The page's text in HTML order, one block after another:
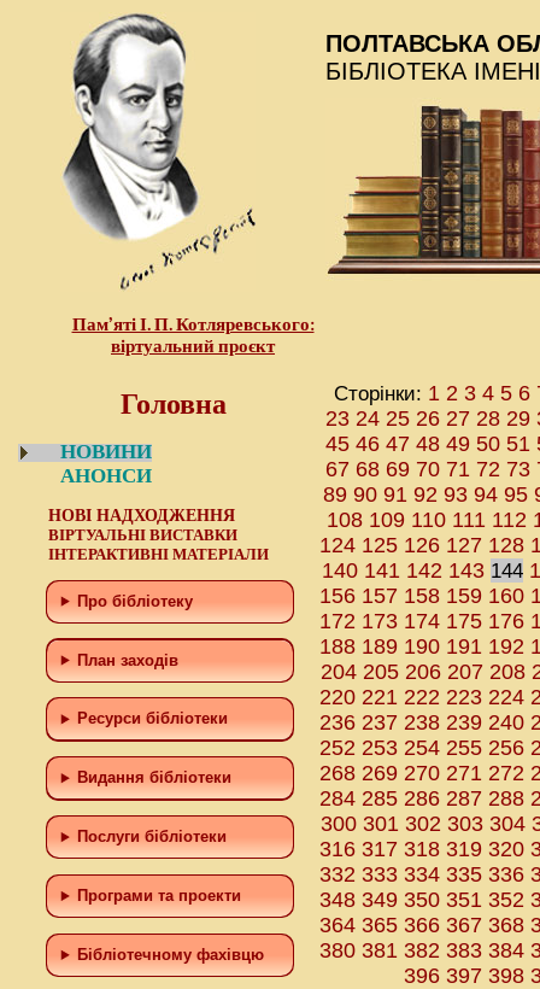
Пам’яті І. П. Котляревського:
віртуальний проєкт
ПОЛТАВСЬКА
БІБЛІОТЕКА
Головна
НОВИНИ
АНОНСИ
НОВІ НАДХОДЖЕННЯ
ВІРТУАЛЬНІ ВИСТАВКИ
ІНТЕРАКТИВНІ МАТЕРІАЛИ
Про бібліотеку
План заходів
Ресурси бібліотеки
Видання бібліотеки
Послуги бібліотеки
Програми та проекти
Бiблiотечному фахiвцю
Сторінки: 1 2 3 4 5 6
23 24 25 26 27 28 29
45 46 47 48 49 50 51
67 68 69 70 71 72 73
89 90 91 92 93 94 95
108 109 110 111 112
124 125 126 127 128
140 141 142 143 144
156 157 158 159 160
172 173 174 175 176
188 189 190 191 192
204 205 206 207 208
220 221 222 223 224
236 237 238 239 240
252 253 254 255 256
268 269 270 271 272
284 285 286 287 288
300 301 302 303 304
316 317 318 319 320
332 333 334 335 336
348 349 350 351 352
364 365 366 367 368
380 381 382 383 384
396 397 398